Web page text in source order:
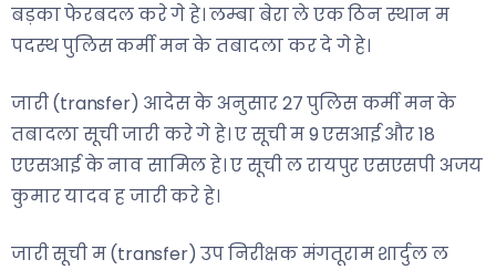
बड़का फेरबदल करे गे हे। लम्बा बेरा ले एक ठिन स्थान म
पदस्थ पुलिस कर्मी मन के तबादला कर दे गे हे।
जारी (transfer) आदेस के अनुसार 27 पुलिस कर्मी मन के
तबादला सूची जारी करे गे हे। ए सूची म 9 एसआई और 18
एएसआई के नाव सामिल हे। ए सूची ल रायपुर एसएसपी अजय
कुमार यादव ह जारी करे हे।
जारी सूची म (transfer) उप निरीक्षक मंगतूराम शार्दुल ल